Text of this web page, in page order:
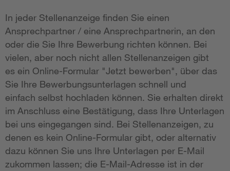
In jeder Stellenanzeige finden Sie einen
Ansprechpartner / eine Ansprechpartnerin, an den
oder die Sie Ihre Bewerbung richten können. Bei
vielen, aber noch nicht allen Stellenanzeigen gibt
es ein Online-Formular "Jetzt bewerben", über das
Sie Ihre Bewerbungsunterlagen schnell und
einfach selbst hochladen können. Sie erhalten direkt
im Anschluss eine Bestätigung, dass Ihre Unterlagen
bei uns eingegangen sind. Bei Stellenanzeigen, zu
denen es kein Online-Formular gibt, oder alternativ
dazu können Sie uns Ihre Unterlagen per E-Mail
zukommen lassen; die E-Mail-Adresse ist in der